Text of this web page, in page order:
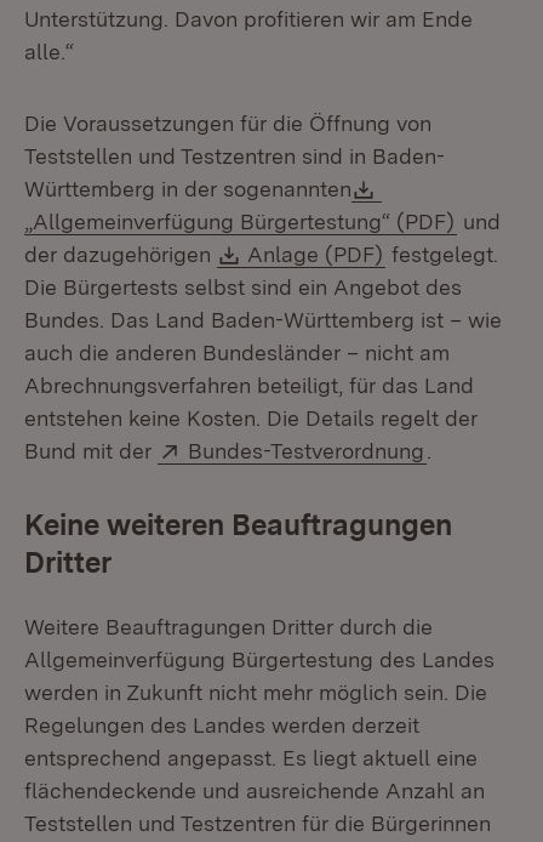
Unterstützung. Davon profitieren wir am Ende
alle.“
Die Voraussetzungen für die Öffnung von
Teststellen und Testzentren sind in Baden-
Württemberg in der sogenannten
„Allgemeinverfügung Bürgertestung“ (PDF) (Öffnet
und
der dazugehörigen
Download:
Anlage (PDF) (Öffnet in
festgelegt.
Die Bürgertests selbst sind ein Angebot des
Bundes. Das Land Baden-Württemberg ist – wie
auch die anderen Bundesländer – nicht am
Abrechnungsverfahren beteiligt, für das Land
entstehen keine Kosten. Die Details regelt der
Bund mit der
Extern:
Bundes-Testverordnung
Keine weiteren Beauftragungen
Dritter
Weitere Beauftragungen Dritter durch die
Allgemeinverfügung Bürgertestung des Landes
werden in Zukunft nicht mehr möglich sein. Die
Regelungen des Landes werden derzeit
entsprechend angepasst. Es liegt aktuell eine
flächendeckende und ausreichende Anzahl an
Teststellen und Testzentren für die Bürgerinnen